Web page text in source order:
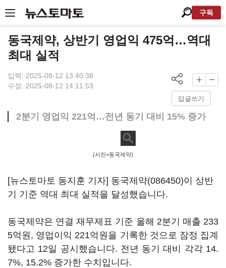
구독
동국제약, 상반기 영업익 475억…역대
최대 실적
입력: 2025-08-12 13:40:38
수정: 2025-08-12 14:11:53
답글쓰기
2분기 영업익 221억…전년 동기 대비 15% 증가
(사진=동국제약)
[뉴스토마토 동지훈 기자] 동국제약(086450)이 상반
기 기준 역대 최대 실적을 달성했습니다.
동국제약은 연결 재무제표 기준 올해 2분기 매출 233
5억원, 영업이익 221억원을 기록한 것으로 잠정 집계
됐다고 12일 공시했습니다. 전년 동기 대비 각각 14.
7%, 15.2% 증가한 수치입니다.